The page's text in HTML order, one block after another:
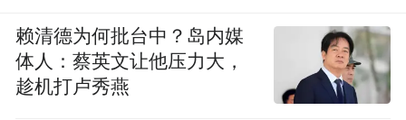
赖清德为何批台中？岛内媒
体人：蔡英文让他压力大，
趁机打卢秀燕